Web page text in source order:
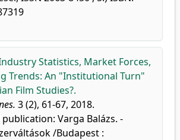
Statistics, Market Forces,
Trends: An "Institutional Turn"
Film Studies?.
3 (2), 61-67, 2018.
publication: Varga Balázs. -
/Budapest :